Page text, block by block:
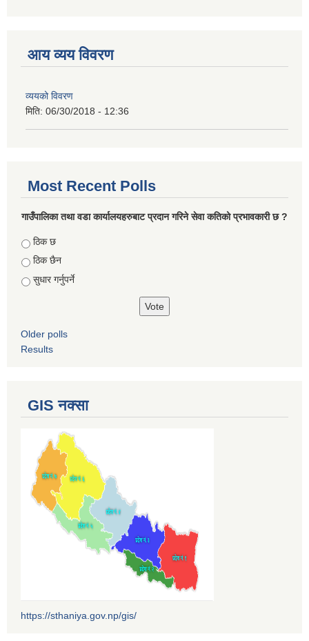
आय व्यय विवरण
व्ययको विवरण
मिति: 06/30/2018 - 12:36
Most Recent Polls
गाउँपालिका तथा वडा कार्यालयहरुबाट प्रदान गरिने सेवा कतिको प्रभावकारी छ ?
Choices
ठिक छ
ठिक छैन
सुधार गर्नुपर्ने
Older polls
Results
GIS नक्सा
https://sthaniya.gov.np/gis/